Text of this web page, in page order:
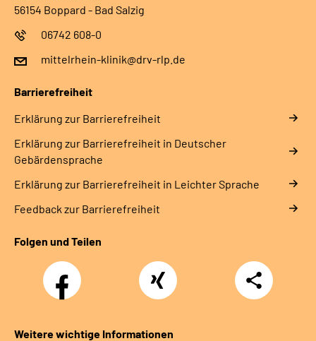
56154 Boppard - Bad Salzig
06742 608-0
mittelrhein-klinik@drv-rlp.de
Barrierefreiheit
Erklärung zur Barrierefreiheit
Erklärung zur Barrierefreiheit in Deutscher
Gebärdensprache
Erklärung zur Barrierefreiheit in Leichter Sprache
Feedback zur Barrierefreiheit
Folgen und Teilen
Facebook Xing
Teilen
Weitere wichtige Informationen